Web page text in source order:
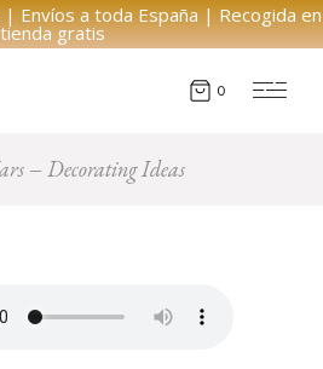
Envíos a toda España | Recogida en
tienda gratis
0
Decorating Ideas